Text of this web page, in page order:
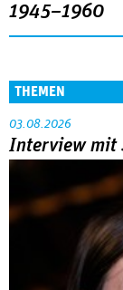
1945–1960
THEMEN
03.08.2026
Interview mit